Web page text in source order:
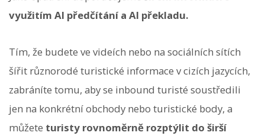
využitím AI předčítání a AI překladu.
Tím, že budete ve videích nebo na sociálních sítích
šířit různorodé turistické informace v cizích jazycích,
zabráníte tomu, aby se inbound turisté soustředili
jen na konkrétní obchody nebo turistické body, a
můžete turisty rovnoměrně rozptýlit do širší